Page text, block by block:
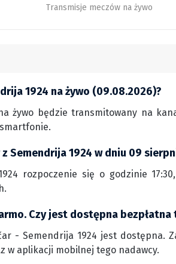
Transmisje meczów na żywo
1924 na żywo (09.08.2026)?
żywo będzie transmitowany na
Semendrija 1924 w dniu 09
rozpoczenie się o godzinie
Czy jest dostępna
- Semendrija 1924 jest dostępna.
w aplikacji mobilnej tego nadawcy.